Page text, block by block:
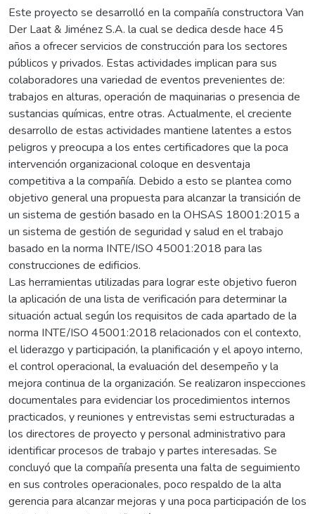
Este proyecto se desarrolló en la compañía constructora Van
Der Laat & Jiménez S.A. la cual se dedica desde hace 45
años a ofrecer servicios de construcción para los sectores
públicos y privados. Estas actividades implican para sus
colaboradores una variedad de eventos prevenientes de:
trabajos en alturas, operación de maquinarias o presencia de
sustancias químicas, entre otras. Actualmente, el creciente
desarrollo de estas actividades mantiene latentes a estos
peligros y preocupa a los entes certificadores que la poca
intervención organizacional coloque en desventaja
competitiva a la compañía. Debido a esto se plantea como
objetivo general una propuesta para alcanzar la transición de
un sistema de gestión basado en la OHSAS 18001:2015 a
un sistema de gestión de seguridad y salud en el trabajo
basado en la norma INTE/ISO 45001:2018 para las
construcciones de edificios.
Las herramientas utilizadas para lograr este objetivo fueron
la aplicación de una lista de verificación para determinar la
situación actual según los requisitos de cada apartado de la
norma INTE/ISO 45001:2018 relacionados con el contexto,
el liderazgo y participación, la planificación y el apoyo interno,
el control operacional, la evaluación del desempeño y la
mejora continua de la organización. Se realizaron inspecciones
documentales para evidenciar los procedimientos internos
practicados, y reuniones y entrevistas semi estructuradas a
los directores de proyecto y personal administrativo para
identificar procesos de trabajo y partes interesadas. Se
concluyó que la compañía presenta una falta de seguimiento
en sus controles operacionales, poco respaldo de la alta
gerencia para alcanzar mejoras y una poca participación de los